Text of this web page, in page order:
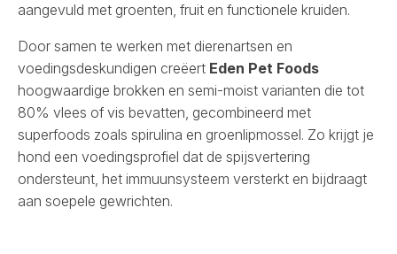
aangevuld met groenten, fruit en functionele kruiden.
Door samen te werken met dierenartsen en
voedingsdeskundigen creëert Eden Pet Foods
hoogwaardige brokken en semi-moist varianten die tot
80% vlees of vis bevatten, gecombineerd met
superfoods zoals spirulina en groenlipmossel. Zo krijgt je
hond een voedingsprofiel dat de spijsvertering
ondersteunt, het immuunsysteem versterkt en bijdraagt
aan soepele gewrichten.